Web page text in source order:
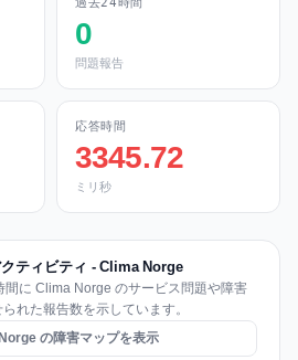
0
問題報告
応答時間
3345.72
ミリ秒
ティビティ - Clima Norge
間に Clima Norge のサービス問題や障害
れた報告数を示しています。
の障害マップを表示